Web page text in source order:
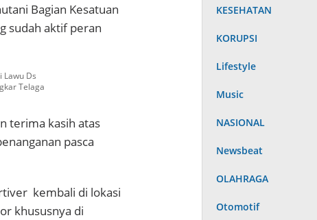
Bagian Kesatuan
sudah aktif peran
Lawu Ds
Telaga
terima kasih atas
pasca
kembali di lokasi
khususnya di
KESEHATAN
KORUPSI
Lifestyle
Music
NASIONAL
Newsbeat
OLAHRAGA
Otomotif